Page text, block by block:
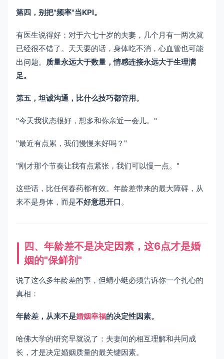
第四，别把"频率"当KPI。
有医生说得好：对于六七十岁的夫妻，几个月有一两次就
已经很不错了。天天要的话，身体吃不消，心血管也可能
出问题。 质量永远大于数量，情感连接永远大于生理满
足。
第五，坦诚沟通，比什么技巧都管用。
"今天我状态很好，想多和你亲近一会儿。"
"最近有点累，我们慢慢来好吗？"
"刚才那个节奏让我有点紧张，我们可以慢一点。"
这些话，比任何春药都有效。年龄差带来的最大障碍，从
来不是身体，而是不好意思开口。
四、年龄差不是决定因素，这6点才是婚
姻的"保鲜剂"
说了这么多年龄差的事，但蜻小蜓必须告诉你一个扎心的
真相：
年龄差，从来不是婚姻幸福的决定性因素。
哈佛大学的研究早就说了：夫妻间的相互理解和共同成
长，才是决定婚姻质量的最关键因素。